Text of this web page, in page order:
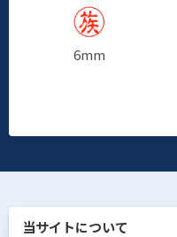
6mm
当サイトについて